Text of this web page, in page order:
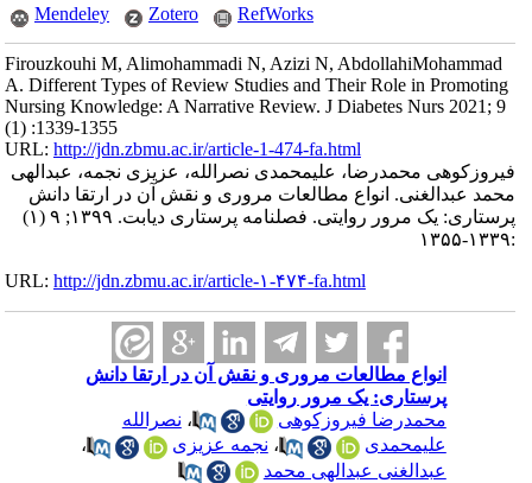
Mendeley
Zotero RefWorks
Firouzkouhi M, Alimohammadi N, Azizi N, AbdollahiMohammad
A. Different Types of Review Studies and Their Role in Promoting
Nursing Knowledge: A Narrative Review. J Diabetes Nurs 2021; 9
(1) :1339-1355
URL:http://jdn.zbmu.ac.ir/article-1-474-fa.html
فیروزکوهی محمدرضا، علیمحمدی نصرالله، عزیزی نجمه، عبدالهی
محمد عبدالغنی. انواع مطالعات مروری و نقش آن در ارتقا دانش
پرستاری: یک مرور روایتی. فصلنامه پرستاری دیابت. ۱۳۹۹; ۹ (۱)
URL:http://jdn.zbmu.ac.ir/article-۱-۴۷۴-fa.html
انواع مطالعات مروری و نقش آن در ارتقا دانش
پرستاری: یک مرور روایتی
محمدرضا فیروزکوهی
،نصرالله
علیمحمدی
،نجمه عزیزی
،
عبدالغنی عبدالهی محمد